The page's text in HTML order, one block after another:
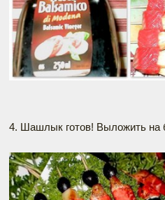
4. Шашлык готов! Выложить на